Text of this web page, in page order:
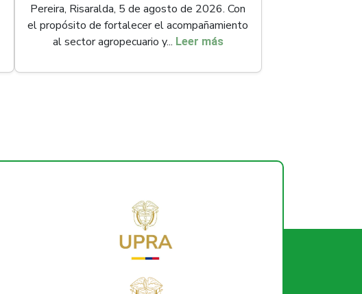
Pereira, Risaralda, 5 de agosto de 2026. Con
el propósito de fortalecer el acompañamiento
al sector agropecuario y... Leer más